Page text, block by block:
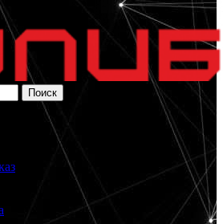
Поиск